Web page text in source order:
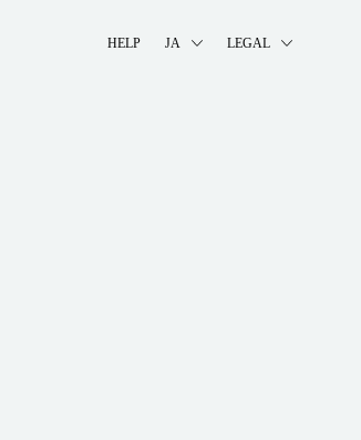
HELP JA LEGAL